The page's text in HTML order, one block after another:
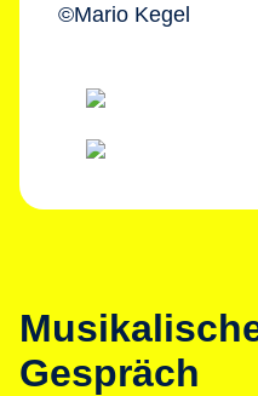
©Mario Kegel
Gespräch